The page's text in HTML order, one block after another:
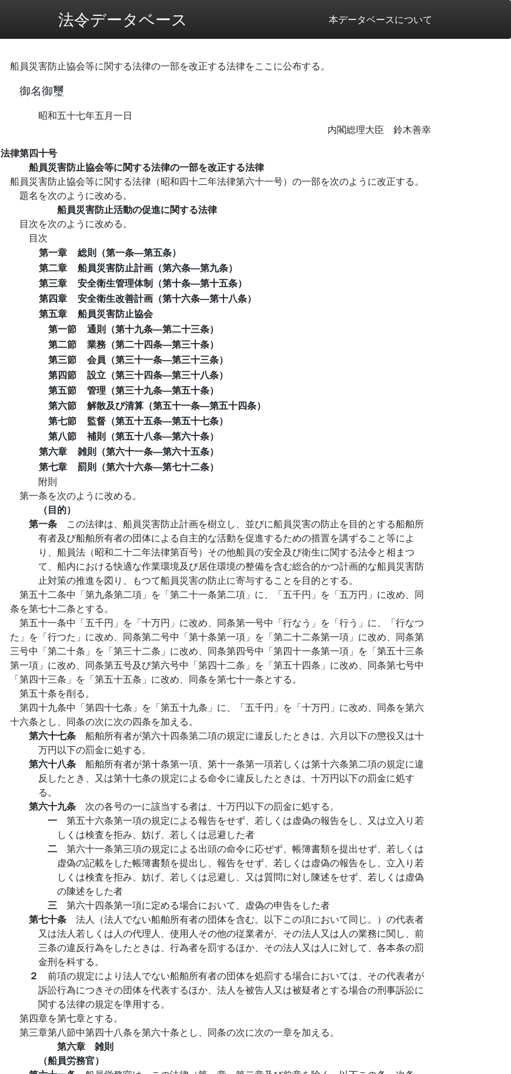
法令データベース 本データベースについて
船員災害防止協会等に関する法律の一部を改正する法律をここに公布する。
御名御璽
昭和五十七年五月一日
内閣総理大臣 鈴木善幸
法律第四十号
船員災害防止協会等に関する法律の一部を改正する法律
船員災害防止協会等に関する法律（昭和四十二年法律第六十一号）の一部を次のように改正する。
題名を次のように改める。
船員災害防止活動の促進に関する法律
目次を次のように改める。
目次
第一章
総則（第一条―第五条）
第二章
船員災害防止計画（第六条―第九条）
第三章
安全衛生管理体制（第十条―第十五条）
第四章
安全衛生改善計画（第十六条―第十八条）
第五章
船員災害防止協会
第一節
通則（第十九条―第二十三条）
第二節
業務（第二十四条―第三十条）
第三節
会員（第三十一条―第三十三条）
第四節
設立（第三十四条―第三十八条）
第五節
管理（第三十九条―第五十条）
第六節
解散及び清算（第五十一条―第五十四条）
第七節
監督（第五十五条―第五十七条）
第八節
補則（第五十八条―第六十条）
第六章
雑則（第六十一条―第六十五条）
第七章
罰則（第六十六条―第七十二条）
附則
第一条を次のように改める。
（目的）
第一条 この法律は、船員災害防止計画を樹立し、並びに船員災害の防止を目的とする船舶所
有者及び船舶所有者の団体による自主的な活動を促進するための措置を講ずること等によ
り、船員法（昭和二十二年法律第百号）その他船員の安全及び衛生に関する法令と相まつ
て、船内における快適な作業環境及び居住環境の整備を含む総合的かつ計画的な船員災害防
止対策の推進を図り、もつて船員災害の防止に寄与することを目的とする。
第五十二条中「第九条第二項」を「第二十一条第二項」に、「五千円」を「五万円」に改め、同
条を第七十二条とする。
第五十一条中「五千円」を「十万円」に改め、同条第一号中「行なう」を「行う」に、「行なつ
た」を「行つた」に改め、同条第二号中「第十条第一項」を「第二十二条第一項」に改め、同条第
三号中「第二十条」を「第三十二条」に改め、同条第四号中「第四十一条第一項」を「第五十三条
第一項」に改め、同条第五号及び第六号中「第四十二条」を「第五十四条」に改め、同条第七号中
「第四十三条」を「第五十五条」に改め、同条を第七十一条とする。
第五十条を削る。
第四十九条中「第四十七条」を「第五十九条」に、「五千円」を「十万円」に改め、同条を第六
十六条とし、同条の次に次の四条を加える。
第六十七条 船舶所有者が第六十四条第二項の規定に違反したときは、六月以下の懲役又は十
万円以下の罰金に処する。
第六十八条 船舶所有者が第十条第一項、第十一条第一項若しくは第十六条第二項の規定に違
反したとき、又は第十七条の規定による命令に違反したときは、十万円以下の罰金に処す
る。
第六十九条 次の各号の一に該当する者は、十万円以下の罰金に処する。
一 第五十六条第一項の規定による報告をせず、若しくは虚偽の報告をし、又は立入り若
しくは検査を拒み、妨げ、若しくは忌避した者
二 第六十一条第三項の規定による出頭の命令に応ぜず、帳簿書類を提出せず、若しくは
虚偽の記載をした帳簿書類を提出し、報告をせず、若しくは虚偽の報告をし、立入り若
しくは検査を拒み、妨げ、若しくは忌避し、又は質問に対し陳述をせず、若しくは虚偽
の陳述をした者
三 第六十四条第一項に定める場合において、虚偽の申告をした者
第七十条 法人（法人でない船舶所有者の団体を含む。以下この項において同じ。）の代表者
又は法人若しくは人の代理人、使用人その他の従業者が、その法人又は人の業務に関し、前
三条の違反行為をしたときは、行為者を罰するほか、その法人又は人に対して、各本条の罰
金刑を科する。
２ 前項の規定により法人でない船舶所有者の団体を処罰する場合においては、その代表者が
訴訟行為につきその団体を代表するほか、法人を被告人又は被疑者とする場合の刑事訴訟に
関する法律の規定を準用する。
第四章を第七章とする。
第三章第八節中第四十八条を第六十条とし、同条の次に次の一章を加える。
第六章 雑則
（船員労務官）